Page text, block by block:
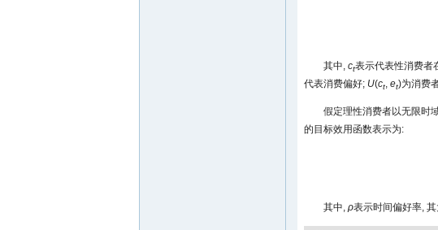
其中, ct表示代表性消费者
代表消费偏好; U(ct, et)为消费
假定理性消费者以无限时
的目标效用函数表示为:
其中, ρ表示时间偏好率,